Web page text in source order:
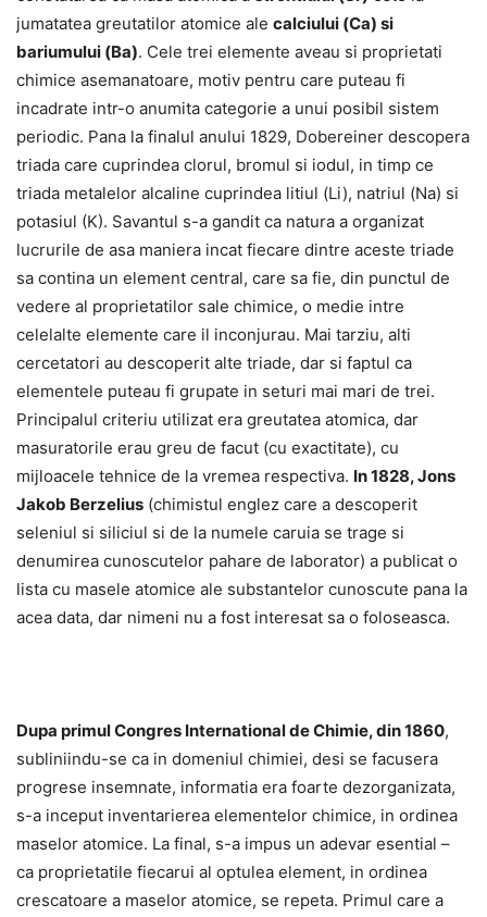
jumatatea greutatilor atomice ale calciului (Ca) si
bariumului (Ba). Cele trei elemente aveau si proprietati
chimice asemanatoare, motiv pentru care puteau fi
incadrate intr-o anumita categorie a unui posibil sistem
periodic. Pana la finalul anului 1829, Dobereiner descopera
triada care cuprindea clorul, bromul si iodul, in timp ce
triada metalelor alcaline cuprindea litiul (Li), natriul (Na) si
potasiul (K). Savantul s-a gandit ca natura a organizat
lucrurile de asa maniera incat fiecare dintre aceste triade
sa contina un element central, care sa fie, din punctul de
vedere al proprietatilor sale chimice, o medie intre
celelalte elemente care il inconjurau. Mai tarziu, alti
cercetatori au descoperit alte triade, dar si faptul ca
elementele puteau fi grupate in seturi mai mari de trei.
Principalul criteriu utilizat era greutatea atomica, dar
masuratorile erau greu de facut (cu exactitate), cu
mijloacele tehnice de la vremea respectiva. In 1828, Jons
Jakob Berzelius (chimistul englez care a descoperit
seleniul si siliciul si de la numele caruia se trage si
denumirea cunoscutelor pahare de laborator) a publicat o
lista cu masele atomice ale substantelor cunoscute pana la
acea data, dar nimeni nu a fost interesat sa o foloseasca.
Dupa primul Congres International de Chimie, din 1860,
subliniindu-se ca in domeniul chimiei, desi se facusera
progrese insemnate, informatia era foarte dezorganizata,
s-a inceput inventarierea elementelor chimice, in ordinea
maselor atomice. La final, s-a impus un adevar esential –
ca proprietatile fiecarui al optulea element, in ordinea
crescatoare a maselor atomice, se repeta. Primul care a